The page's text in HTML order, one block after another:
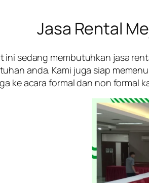
Jasa Rental
ini sedang membutuhkan jasa
anda. Kami juga siap
ke acara formal dan non formal